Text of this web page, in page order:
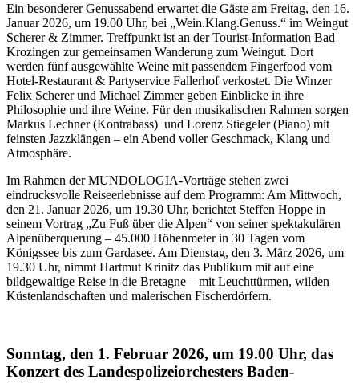
Ein besonderer Genussabend erwartet die Gäste am Freitag, den 16.
Januar 2026, um 19.00 Uhr, bei „Wein.Klang.Genuss.“ im Weingut
Scherer & Zimmer. Treffpunkt ist an der Tourist-Information Bad
Krozingen zur gemeinsamen Wanderung zum Weingut. Dort
werden fünf ausgewählte Weine mit passendem Fingerfood vom
Hotel-Restaurant & Partyservice Fallerhof verkostet. Die Winzer
Felix Scherer und Michael Zimmer geben Einblicke in ihre
Philosophie und ihre Weine. Für den musikalischen Rahmen sorgen
Markus Lechner (Kontrabass) und Lorenz Stiegeler (Piano) mit
feinsten Jazzklängen – ein Abend voller Geschmack, Klang und
Atmosphäre.
Im Rahmen der MUNDOLOGIA-Vorträge stehen zwei
eindrucksvolle Reiseerlebnisse auf dem Programm: Am Mittwoch,
den 21. Januar 2026, um 19.30 Uhr, berichtet Steffen Hoppe in
seinem Vortrag „Zu Fuß über die Alpen“ von seiner spektakulären
Alpenüberquerung – 45.000 Höhenmeter in 30 Tagen vom
Königssee bis zum Gardasee. Am Dienstag, den 3. März 2026, um
19.30 Uhr, nimmt Hartmut Krinitz das Publikum mit auf eine
bildgewaltige Reise in die Bretagne – mit Leuchttürmen, wilden
Küstenlandschaften und malerischen Fischerdörfern.
Sonntag, den 1. Februar 2026, um 19.00 Uhr, das
Konzert des Landespolizeiorchesters Baden-